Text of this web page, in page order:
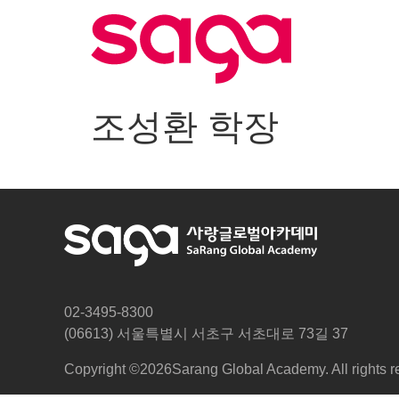
조성환 학장
02-3495-8300
(06613) 서울특별시 서초구 서초대로 73길 37
Copyright ©2026Sarang Global Academy. All rights